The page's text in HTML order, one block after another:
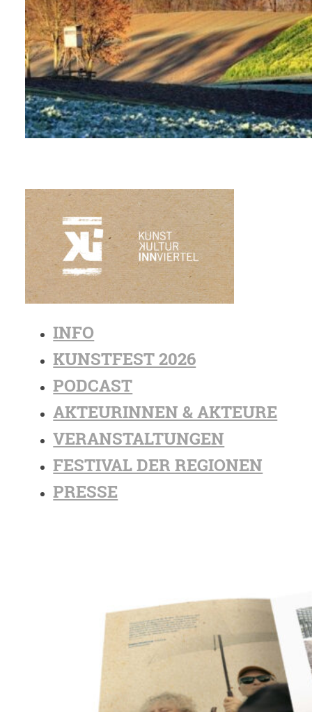
INFO
KUNSTFEST 2026
PODCAST
AKTEURINNEN & AKTEURE
VERANSTALTUNGEN
FESTIVAL DER REGIONEN
PRESSE